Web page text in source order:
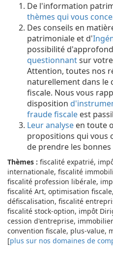
De l'information
thèmes qui vous
Des conseils en
patrimoniale et d'
possibilité
questionnantsur
Attention, toutes nos
naturellement dans le
fiscale. Nous vous
disposition
fraude fiscale est
Leur analyse en toute
propositions qui vous
de prendre les bonnes
Thèmes : fiscalité expatrié,
internationale, fiscalité
fiscalité profession libérale,
fiscalité Art, optimisation
défiscalisation, fiscalité
fiscalité stock-option, impôt
cession d'entreprise,
convention fiscale, plus-value,
[plus sur nos domaines de